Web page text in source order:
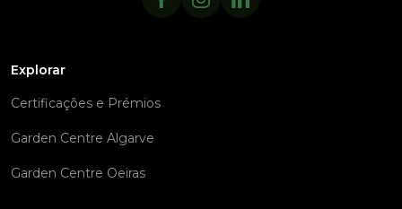
Explorar
Certificações e Prémios
Garden Centre Algarve
Garden Centre Oeiras